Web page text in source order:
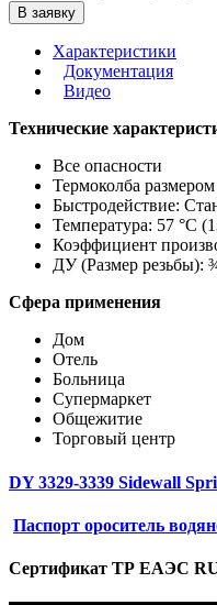
В заявку
Характеристики
Документация
Видео
Технические
Все опасности
Термоколба
Быстродействие:
Температура: 57 °C
Коэффициент
ДУ (Размер резьбы):
Сфера применения
Дом
Отель
Больница
Супермаркет
Общежитие
Торговый центр
DY 3329-3339 Sidewall
Паспорт ороситель
Сертификат ТР ЕАЭС RU